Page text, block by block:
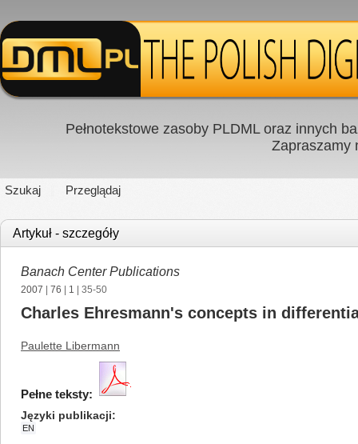
Pełnotekstowe zasoby PLDML oraz innych
Zapraszamy
Szukaj Przeglądaj
Artykuł - szczegóły
Banach Center Publications
2007 76 1 | 35-50
Charles Ehresmann's concepts in
Paulette Libermann
Pełne teksty:
Języki publikacji
EN